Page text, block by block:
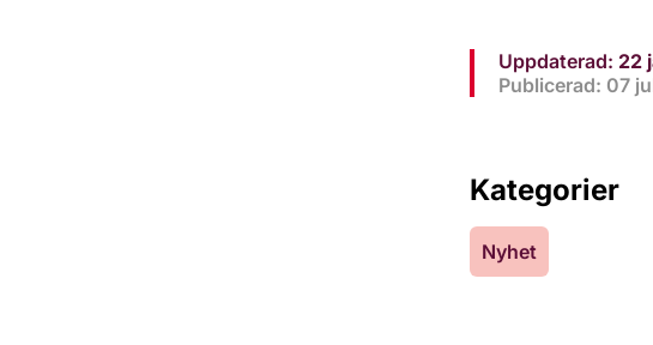
Uppdaterad: 22
Publicerad: 07
Kategorier
Nyhet